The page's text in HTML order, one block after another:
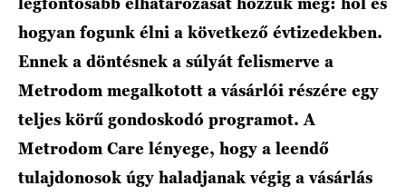
hogyan fogunk élni a következő évtizedekben.
Ennek a döntésnek a súlyát felismerve a
Metrodom megalkotott a vásárlói részére egy
teljes körű gondoskodó programot. A
Metrodom Care lényege, hogy a leendő
tulajdonosok úgy haladjanak végig a vásárlás